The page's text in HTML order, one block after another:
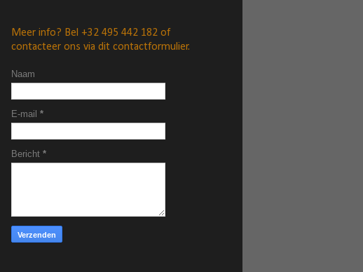
Meer info? Bel +32 495 442 182 of
contacteer ons via dit contactformulier.
Naam
E-mail *
Bericht *